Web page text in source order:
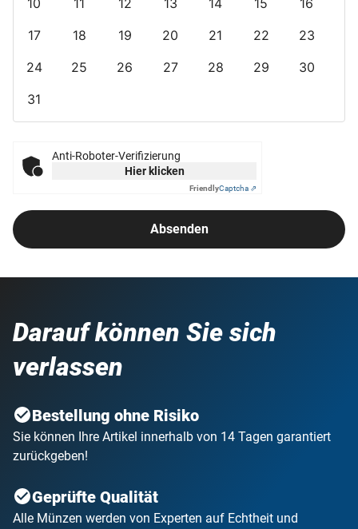
17
18 19 20 21 22
23
24
25 26 27 28 29
30
31
Anti-Roboter-Verifizierung
Hier klicken
FriendlyCaptcha ⇗
Absenden
Darauf können Sie sich
verlassen
Bestellung ohne Risiko
Sie können Ihre Artikel innerhalb von 14 Tagen garantiert
zurückgeben!
Geprüfte Qualität
Alle Münzen werden von Experten auf Echtheit und